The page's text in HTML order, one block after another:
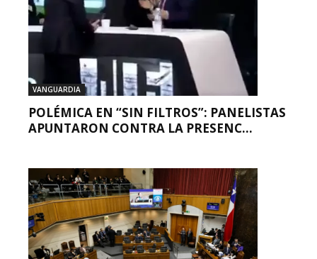
VANGUARDIA
POLÉMICA EN “SIN FILTROS”: PANELISTAS
APUNTARON CONTRA LA PRESENC...